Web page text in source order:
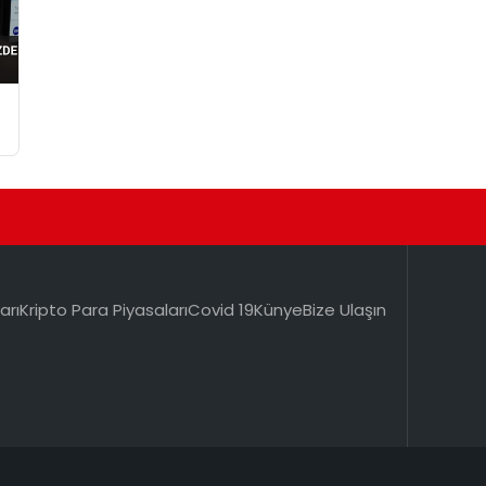
Kripto Para PiyasalarıCovid 19KünyeBize Ulaşın